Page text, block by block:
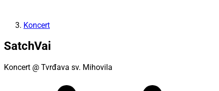
Koncert
SatchVai
Koncert @ Tvrđava sv. Mihovila